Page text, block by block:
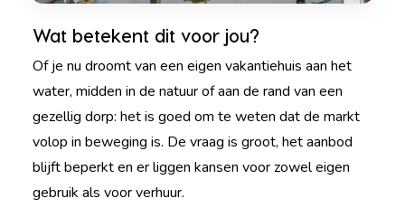
Wat betekent dit voor jou?
Of je nu droomt van een eigen vakantiehuis aan het
water, midden in de natuur of aan de rand van een
gezellig dorp: het is goed om te weten dat de markt
volop in beweging is. De vraag is groot, het aanbod
blijft beperkt en er liggen kansen voor zowel eigen
gebruik als voor verhuur.